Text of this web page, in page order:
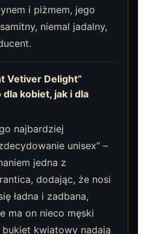
i piżmem, jego
niemal jadalny,
Vetiver Delight”
kobiet, jak i dla
najbardziej
unisex” –
jedna z
dodając, że nosi
ładna i zadbana,
ma on nieco męski
kwiatowy nadają